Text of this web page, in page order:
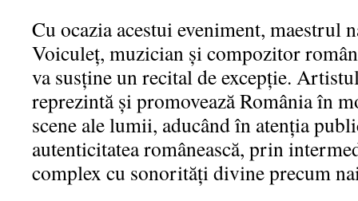
Cu ocazia acestui eveniment, maestrul
Voiculeț, muzician și compozitor
va susține un recital de excepție.
reprezintă şi promovează România în
scene ale lumii, aducând în atenția
autenticitatea românească, prin
complex cu sonorităţi divine precum